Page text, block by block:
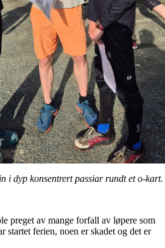
i dyp konsentrert passiar rundt et o-kart.
preget av mange forfall av løpere som
startet ferien, noen er skadet og det er